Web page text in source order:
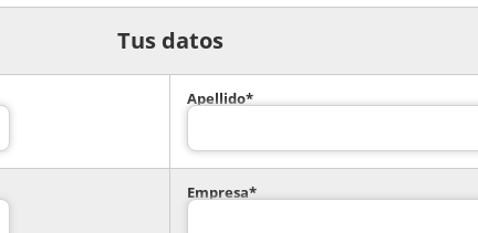
Tus datos
Apellido*
Empresa*